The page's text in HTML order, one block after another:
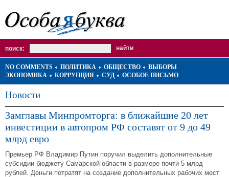
поиск:
NO COMMENTS ПОЛИТИКА ОБЩЕСТВО
ВЫБОРЫ
ЭКОНОМИКА
КОРРУПЦИЯ СУД ОСОБОЕ ПИСЬМО
Новости
Замглавы Минпромторга: в ближайшие 20 лет
инвестиции в автопром РФ составят от 9 до 49
млрд евро
Премьер РФ Владимир Путин поручил выделить дополнительные
субсидии бюджету Самарской области в размере почти 5 млрд
рублей. Деньги потратят на создание дополнительных рабочих мест